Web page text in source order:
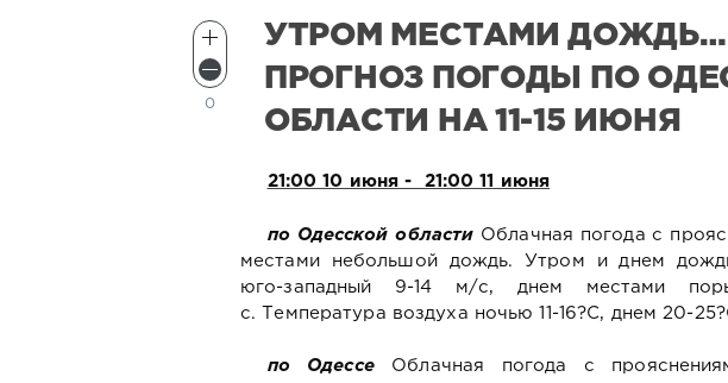
УТРОМ МЕСТАМИ ДОЖДЬ…
ПРОГНОЗ ПОГОДЫ ПО
ОБЛАСТИ НА 11-15 ИЮНЯ
0
21:00 10 июня - 21:00 11 июня
по Одесской области Облачная погода с
местами небольшой дождь. Утром и днем
юго-западный 9-14 м/с, днем местами
с.
Температура воздуха ночью 11-16?С, днем 20-
по Одессе Облачная погода с